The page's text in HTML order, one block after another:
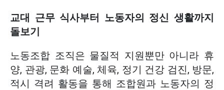
교대 근무 식사부터 노동자의 정신 생활까지
돌보기
노동조합 조직은 물질적 지원뿐만 아니라 휴
양, 관광, 문화 예술, 체육, 정기 건강 검진, 방문,
적시 격려 활동을 통해 조합원과 노동자의 정